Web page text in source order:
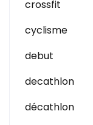
crossfit
cyclisme
debut
decathlon
décathlon